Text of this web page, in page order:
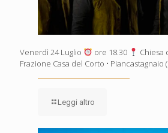
Venerdì 24 Luglio ore 18.30
Chiesa
Frazione Casa del Corto • Piancastagnaio
Leggi altro